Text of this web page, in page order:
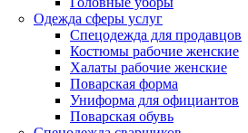
Одежда сферы услуг
Спецодежда для продавцов
Костюмы рабочие женские
Халаты рабочие женские
Поварская форма
Униформа для официантов
Поварская обувь